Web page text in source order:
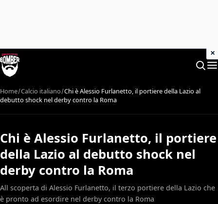
Home Calcio italiano Chi è Alessio Furlanetto, il portiere della Lazio al
debutto shock nel derby contro la Roma
Chi è Alessio Furlanetto, il portiere
della Lazio al debutto shock nel
derby contro la Roma
All scoperta di Alessio Furlanetto, il terzo portiere della Lazio che
è pronto ad esordire nel derby contro la Roma
×